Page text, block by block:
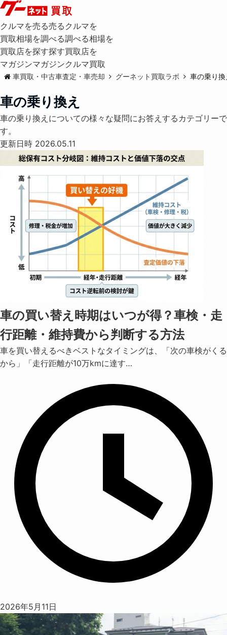
クルマを売る売る クルマを
買取相場を調べる調べる相場を
買取店を探す探す買取店を
マガジンマガジンクルマ買取
車買取・中古車査定・車売却 グーネット買取ラボ 車の乗り換
車の乗り換え
車の乗り換えについての様々な疑問にお答えするカテゴリーで
す。
更新日時 2026.05.11
車の買い替え時期はいつが得？車検・走
行距離・維持費から判断する方法
車を買い替えるべきベストなタイミングは、「次の車検がくる
から」「走行距離が10万kmに達す…
2026年5月11日